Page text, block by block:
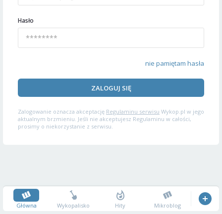
Hasło
nie pamiętam hasła
ZALOGUJ SIĘ
Zalogowanie oznacza akceptację Regulaminu serwisu Wykop.pl w jego
aktualnym brzmieniu. Jeśli nie akceptujesz Regulaminu w całości,
prosimy o niekorzystanie z serwisu.
Główna Wykopalisko Hity Mikroblog